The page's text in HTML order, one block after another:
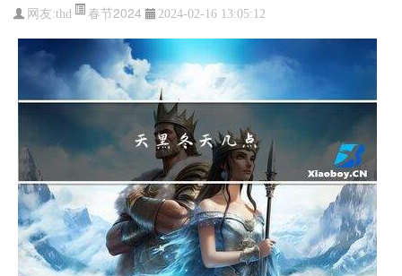
网友:thd 春节2024 2024-02-16 13:05:12